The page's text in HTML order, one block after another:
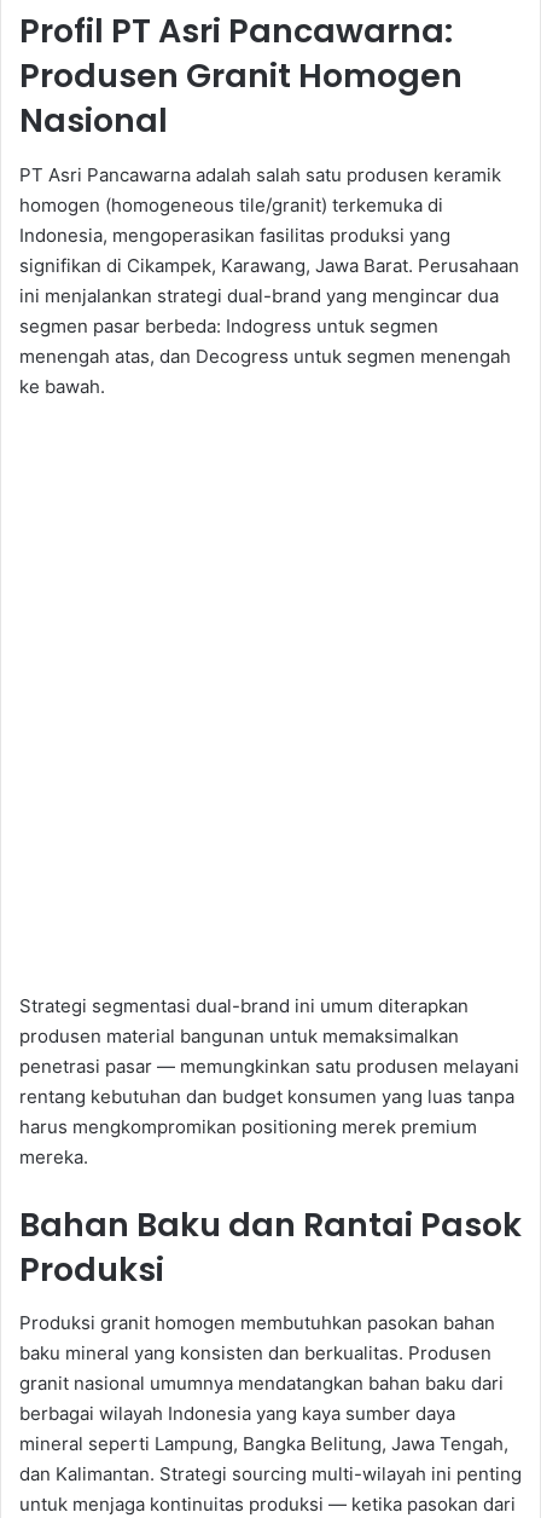
Profil PT Asri Pancawarna:
Produsen Granit Homogen
Nasional
PT Asri Pancawarna adalah salah satu produsen keramik
homogen (homogeneous tile/granit) terkemuka di
Indonesia, mengoperasikan fasilitas produksi yang
signifikan di Cikampek, Karawang, Jawa Barat. Perusahaan
ini menjalankan strategi dual-brand yang mengincar dua
segmen pasar berbeda: Indogress untuk segmen
menengah atas, dan Decogress untuk segmen menengah
ke bawah.
Strategi segmentasi dual-brand ini umum diterapkan
produsen material bangunan untuk memaksimalkan
penetrasi pasar — memungkinkan satu produsen melayani
rentang kebutuhan dan budget konsumen yang luas tanpa
harus mengkompromikan positioning merek premium
mereka.
Bahan Baku dan Rantai Pasok
Produksi
Produksi granit homogen membutuhkan pasokan bahan
baku mineral yang konsisten dan berkualitas. Produsen
granit nasional umumnya mendatangkan bahan baku dari
berbagai wilayah Indonesia yang kaya sumber daya
mineral seperti Lampung, Bangka Belitung, Jawa Tengah,
dan Kalimantan. Strategi sourcing multi-wilayah ini penting
untuk menjaga kontinuitas produksi — ketika pasokan dari